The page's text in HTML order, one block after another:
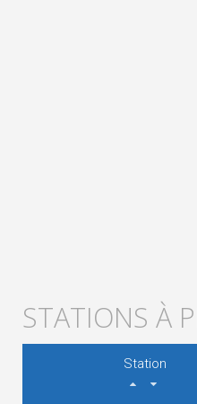
STATIONS À
Station